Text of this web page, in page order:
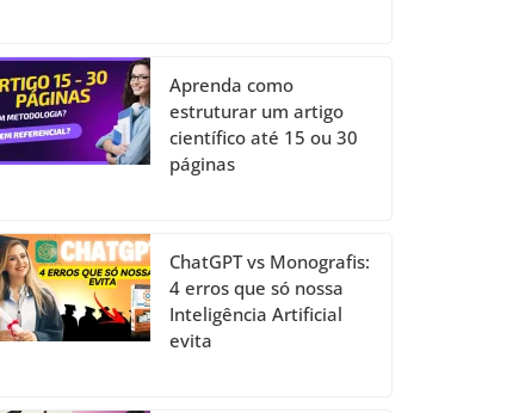
Aprenda como
estruturar um artigo
científico até 15 ou 30
páginas
ChatGPT vs Monografis:
4 erros que só nossa
Inteligência Artificial
evita